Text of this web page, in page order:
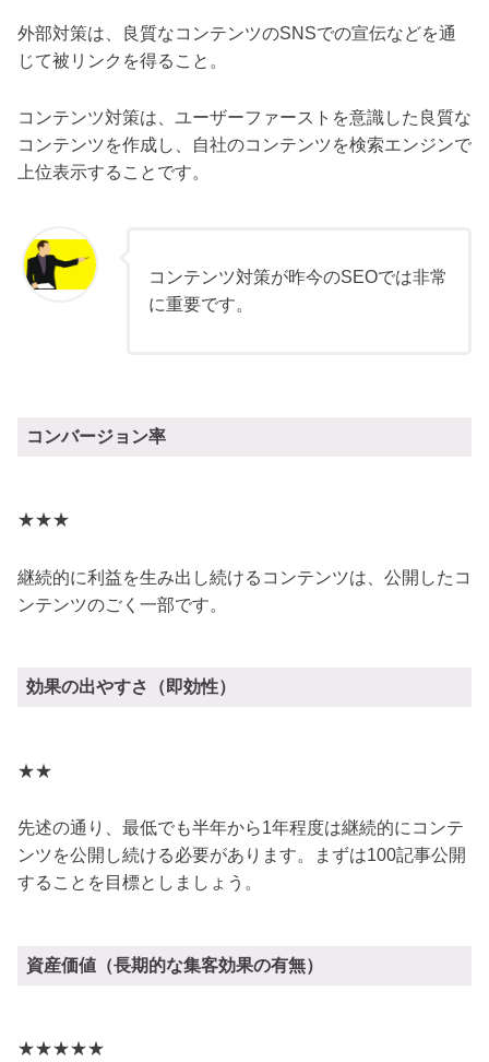
外部対策は、良質なコンテンツのSNSでの宣伝などを通
じて被リンクを得ること。
コンテンツ対策は、ユーザーファーストを意識した良質な
コンテンツを作成し、自社のコンテンツを検索エンジンで
上位表示することです。
コンテンツ対策が昨今のSEOでは非常
に重要です。
コンバージョン率
★★★
継続的に利益を生み出し続けるコンテンツは、公開したコ
ンテンツのごく一部です。
効果の出やすさ（即効性）
★★
先述の通り、最低でも半年から1年程度は継続的にコンテ
ンツを公開し続ける必要があります。まずは100記事公開
することを目標としましょう。
資産価値（長期的な集客効果の有無）
★★★★★